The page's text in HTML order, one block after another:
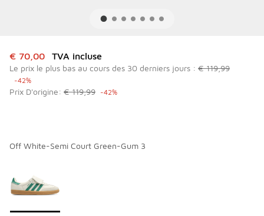
Cet article est en promotion. Prix en baisse de à € 70,00
€ 70,00 TVA incluse
Le prix le plus bas au cours des 30 derniers jours : € 119,99
-42%
Prix D'origine: € 119,99 -42%
Off White-Semi Court Green-Gum 3